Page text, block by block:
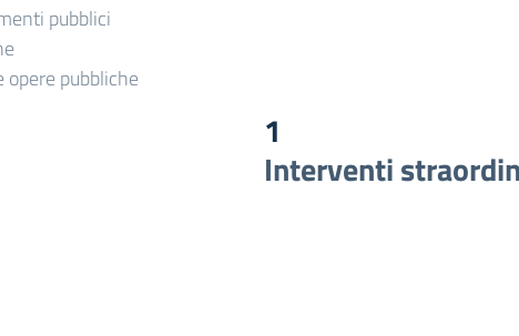
pubblici
opere pubbliche
1
Interventi